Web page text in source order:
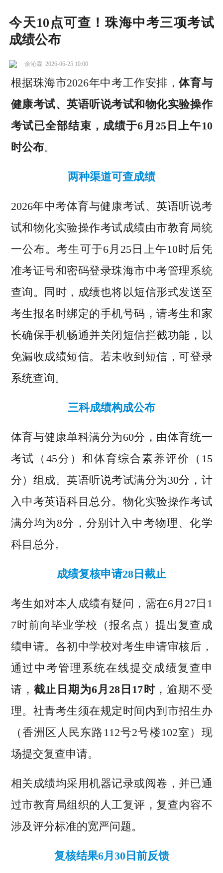
今天10点可查！珠海中考三项考试
成绩公布
余沁霖 2026-06-25 10:00
根据珠海市2026年中考工作安排，体育与
健康考试、英语听说考试和物化实验操作
考试已全部结束，成绩于6月25日上午10
时公布。
两种渠道可查成绩
2026年中考体育与健康考试、英语听说考
试和物化实验操作考试成绩由市教育局统
一公布。考生可于6月25日上午10时后凭
准考证号和密码登录珠海市中考管理系统
查询。同时，成绩也将以短信形式发送至
考生报名时绑定的手机号码，请考生和家
长确保手机畅通并关闭短信拦截功能，以
免漏收成绩短信。若未收到短信，可登录
系统查询。
三科成绩构成公布
体育与健康单科满分为60分，由体育统一
考试（45分）和体育综合素养评价（15
分）组成。英语听说考试满分为30分，计
入中考英语科目总分。物化实验操作考试
满分均为8分，分别计入中考物理、化学
科目总分。
成绩复核申请28日截止
考生如对本人成绩有疑问，需在6月27日1
7时前向毕业学校（报名点）提出复查成
绩申请。各初中学校对考生申请审核后，
通过中考管理系统在线提交成绩复查申
请， 截止日期为6月28日17时，逾期不受
理。社青考生须在规定时间内到市招生办
（香洲区人民东路112号2号楼102室）现
场提交复查申请。
相关成绩均采用机器记录或阅卷，并已通
过市教育局组织的人工复评，复查内容不
涉及评分标准的宽严问题。
复核结果6月30日前反馈